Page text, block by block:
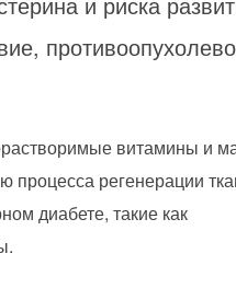
витамины и
процесса регенерации
диабете, такие как